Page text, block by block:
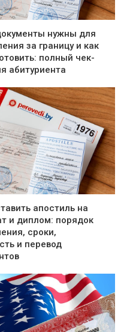
нужны для
за границу и как
полный чек-
абитуриента
апостиль на
и диплом: порядок
сроки,
и перевод